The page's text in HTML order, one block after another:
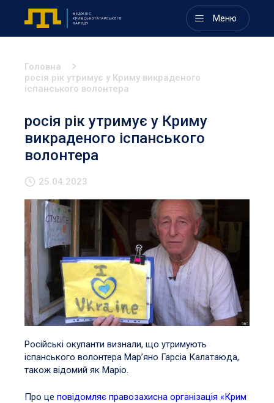
Меню
Головна
росія рік утримує у Криму викраденого
іспанського волонтера
росія рік утримує у Криму
викраденого іспанського
волонтера
25.04.2023
Російські окупанти визнали, що утримують
іспанського волонтера Мар’яно Гарсіа Калатаюда,
також відомий як Маріо.
Про це повідомляє правозахисна організація «Крим